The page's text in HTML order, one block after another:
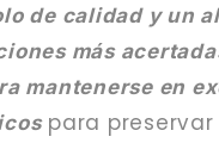
de calidad y un
más
mantenerse en
para preservar